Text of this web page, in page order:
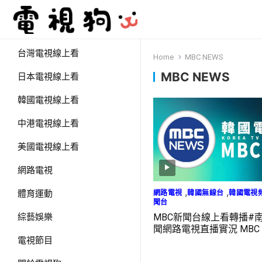
台灣電視線上看
日本電視線上看
韓國電視線上看
中港電視線上看
美國電視線上看
網路電視
體育運動
綜藝娛樂
電視節目
Home MBC NEWS
MBC NEWS
網路電視 ,韓國無線台 ,韓國電視
聞台
MBC新聞台線上看轉播#
聞網路電視直播實況 MBC